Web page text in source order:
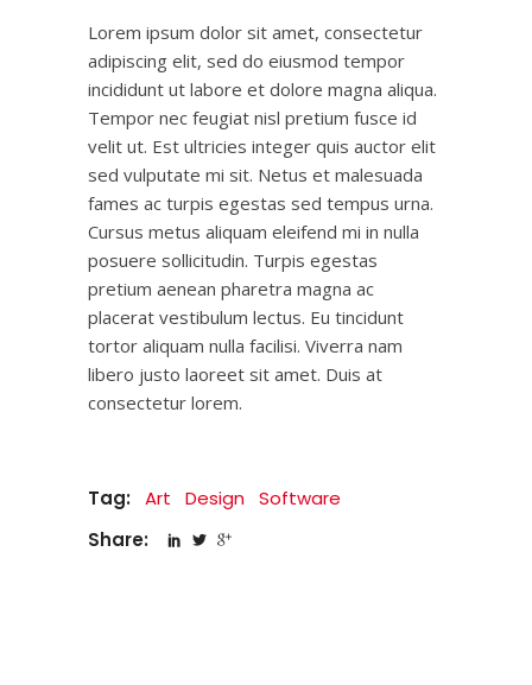
Lorem ipsum dolor sit amet, consectetur
adipiscing elit, sed do eiusmod tempor
incididunt ut labore et dolore magna aliqua.
Tempor nec feugiat nisl pretium fusce id
velit ut. Est ultricies integer quis auctor elit
sed vulputate mi sit. Netus et malesuada
fames ac turpis egestas sed tempus urna.
Cursus metus aliquam eleifend mi in nulla
posuere sollicitudin. Turpis egestas
pretium aenean pharetra magna ac
placerat vestibulum lectus. Eu tincidunt
tortor aliquam nulla facilisi. Viverra nam
libero justo laoreet sit amet. Duis at
consectetur lorem.
Tag: Art Design Software
Share: